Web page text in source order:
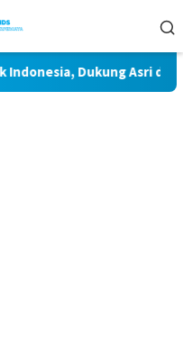
Asri dan dimaknai